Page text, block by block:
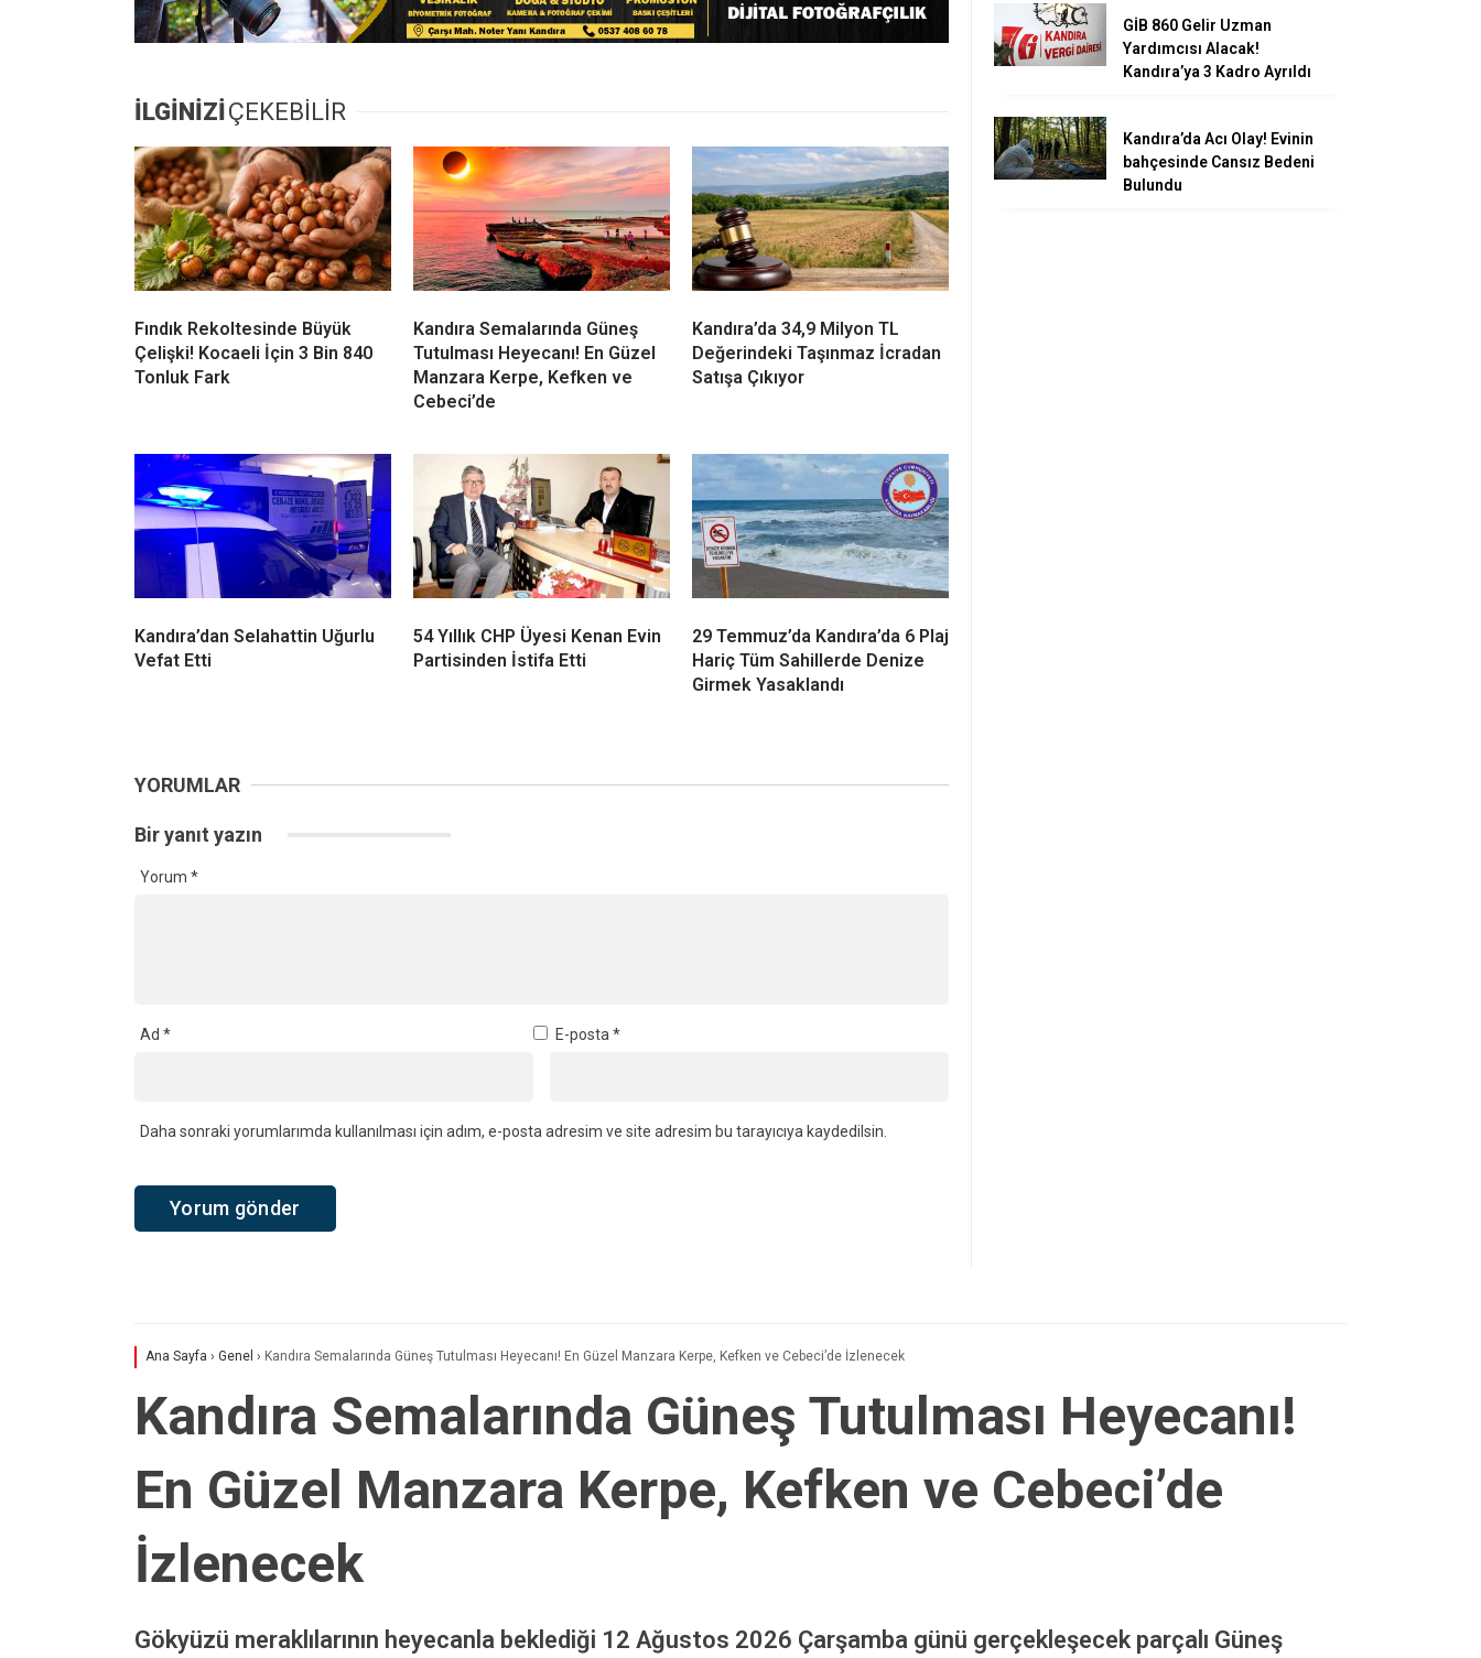
İLGİNİZİ ÇEKEBİLİR
Fındık Rekoltesinde Büyük
Çelişki! Kocaeli İçin 3 Bin 840
Tonluk Fark
Kandıra Semalarında Güneş
Tutulması Heyecanı! En Güzel
Manzara Kerpe, Kefken ve
Cebeci’de
Kandıra’da 34,9 Milyon TL
Değerindeki Taşınmaz İcradan
Satışa Çıkıyor
Kandıra’dan Selahattin Uğurlu
Vefat Etti
54 Yıllık CHP Üyesi Kenan Evin
Partisinden İstifa Etti
29 Temmuz’da Kandıra’da 6 Plaj
Hariç Tüm Sahillerde Denize
Girmek Yasaklandı
YORUMLAR
Bir yanıt yazın
Yorum *
Ad * E-posta *
Daha sonraki yorumlarımda kullanılması için adım, e-posta adresim ve site adresim bu tarayıcıya kaydedilsin.
GİB 860 Gelir Uzman
Yardımcısı Alacak!
Kandıra’ya 3 Kadro Ayrıldı
Kandıra’da Acı Olay! Evinin
bahçesinde Cansız Bedeni
Bulundu
Ana Sayfa › Genel › Kandıra Semalarında Güneş Tutulması Heyecanı! En Güzel Manzara Kerpe, Kefken ve Cebeci’de İzlenecek
Kandıra Semalarında Güneş Tutulması Heyecanı!
En Güzel Manzara Kerpe, Kefken ve Cebeci’de
İzlenecek
Gökyüzü meraklılarının heyecanla beklediği 12 Ağustos 2026 Çarşamba günü gerçekleşecek parçalı Güneş